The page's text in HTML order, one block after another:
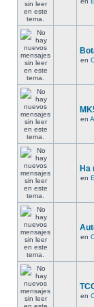
en
en
Ha
en
en
en